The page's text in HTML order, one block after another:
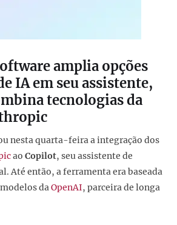
amplia opções
IA em seu assistente,
tecnologias da
nesta quarta-feira a integração dos
ao Copilot, seu assistente de
Até então, a ferramenta era baseada
daOpenAI, parceira de longa